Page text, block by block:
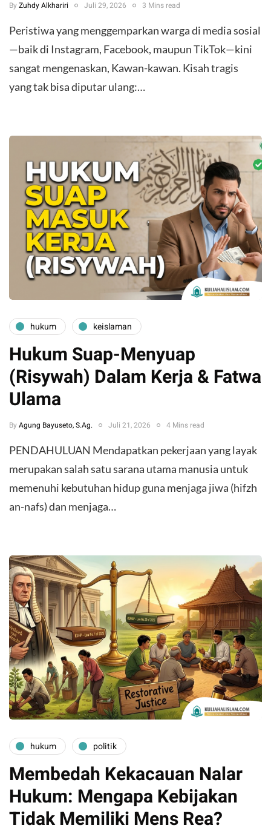
By Zuhdy Alkhariri Juli 29, 2026 3 Mins read
​Peristiwa yang menggemparkan warga di media sosial
—baik di Instagram, Facebook, maupun TikTok—kini
sangat mengenaskan, Kawan-kawan. Kisah tragis
yang tak bisa diputar ulang:…
hukum keislaman
Hukum Suap-Menyuap
(Risywah) Dalam Kerja & Fatwa
Ulama
By Agung Bayuseto, S.Ag. Juli 21, 2026 4 Mins read
​PENDAHULUAN ​Mendapatkan pekerjaan yang layak
merupakan salah satu sarana utama manusia untuk
memenuhi kebutuhan hidup guna menjaga jiwa (hifzh
an-nafs) dan menjaga…
hukum politik
Membedah Kekacauan Nalar
Hukum: Mengapa Kebijakan
Tidak Memiliki Mens Rea?